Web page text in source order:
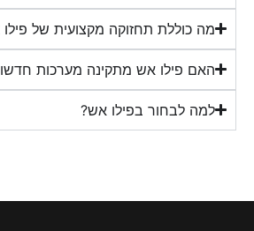
מה כוללת תחזוקה מקצועית של
האם פילו אש מתקינה מערכות
למה לבחור בפילו אש?